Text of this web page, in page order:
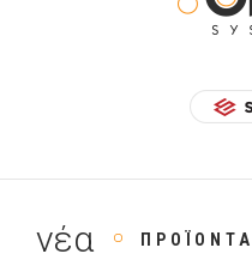
νέα ΠΡΟΪΌΝΤΑ